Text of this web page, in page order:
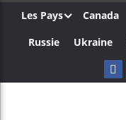
Les Pays Canada
Russie
Ukraine